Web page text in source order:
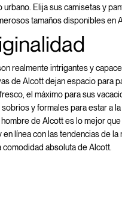
Elija sus camisetas y
tamaños disponibles en
realmente intrigantes y
de Alcott dejan espacio para
el máximo para sus
y formales para estar a
de Alcott es lo mejor
línea con las tendencias de la
absoluta de Alcott.